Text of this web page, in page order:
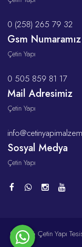
0 (258) 265 79 32
Gsm Numaramız
Çetin Yapı
0 505 859 81 17
Mail Adresimiz
Çetin Yapı
Sosyal Medya
Çetin Yapı
© 2026 Çetin Yapı